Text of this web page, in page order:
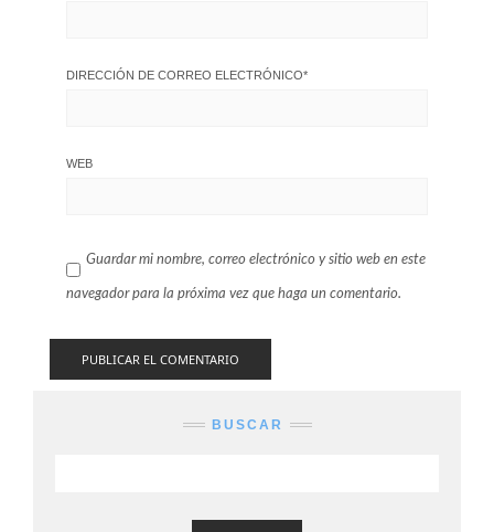
DIRECCIÓN DE CORREO ELECTRÓNICO*
WEB
Guardar mi nombre, correo electrónico y sitio web en este
navegador para la próxima vez que haga un comentario.
BUSCAR